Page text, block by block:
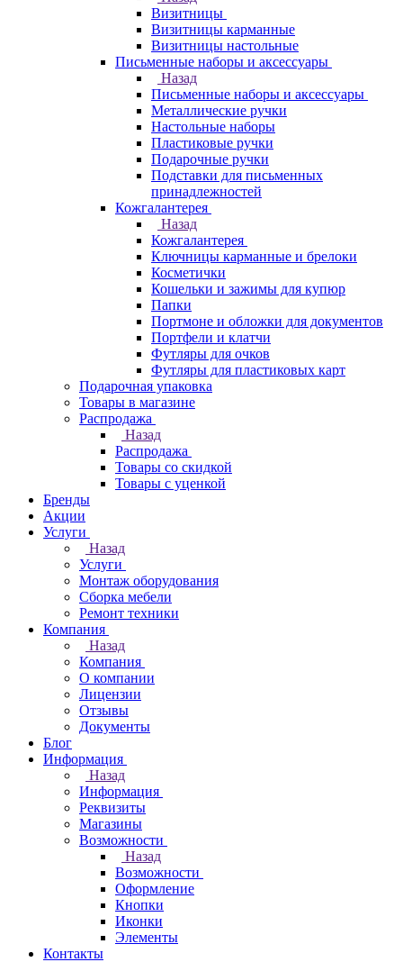
Визитницы
Визитницы карманные
Визитницы настольные
Письменные наборы и аксессуары
Назад
Письменные наборы и аксессуары
Металлические ручки
Настольные наборы
Пластиковые ручки
Подарочные ручки
Подставки для письменных
принадлежностей
Кожгалантерея
Назад
Кожгалантерея
Ключницы карманные и брелоки
Косметички
Кошельки и зажимы для купюр
Папки
Портмоне и обложки для документов
Портфели и клатчи
Футляры для очков
Футляры для пластиковых карт
Подарочная упаковка
Товары в магазине
Распродажа
Назад
Распродажа
Товары со скидкой
Товары с уценкой
Бренды
Акции
Услуги
Назад
Услуги
Монтаж оборудования
Сборка мебели
Ремонт техники
Компания
Назад
Компания
О компании
Лицензии
Отзывы
Документы
Блог
Информация
Назад
Информация
Реквизиты
Магазины
Возможности
Назад
Возможности
Оформление
Кнопки
Иконки
Элементы
Контакты